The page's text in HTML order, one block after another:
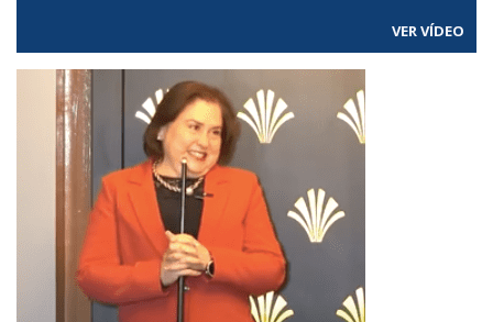
VER VÍDEO